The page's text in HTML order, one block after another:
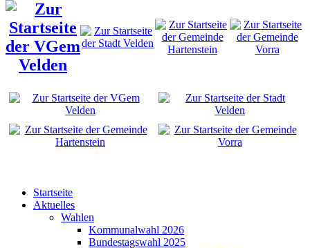
Startseite
Aktuelles
Wahlen
Kommunalwahl 2026
Bundestagswahl 2025